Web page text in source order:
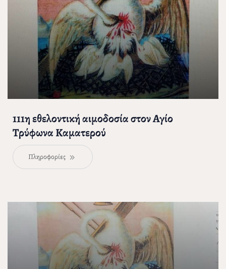
111η εθελοντική αιμοδοσία στον Αγίο
Τρύφωνα Καματερού
Πληροφορίες